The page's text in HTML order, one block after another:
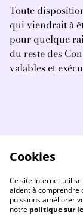
Toute
qui viendrait à
pour quelque
du reste des
valables et
Cookies
Ce site Internet
aident à comprendre
puissions améliorer
notre politique sur